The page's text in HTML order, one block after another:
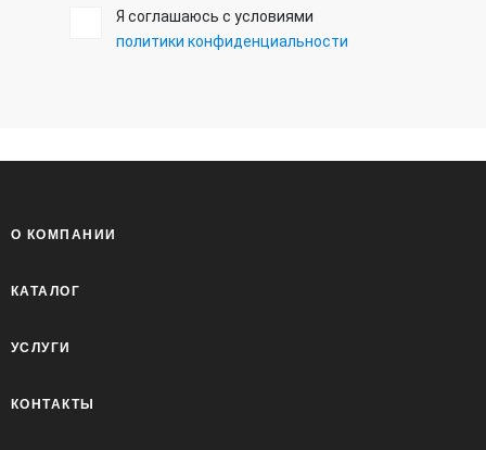
Я соглашаюсь с условиями
политики конфиденциальности
О КОМПАНИИ
КАТАЛОГ
УСЛУГИ
КОНТАКТЫ